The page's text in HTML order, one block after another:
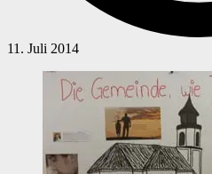
11. Juli 2014